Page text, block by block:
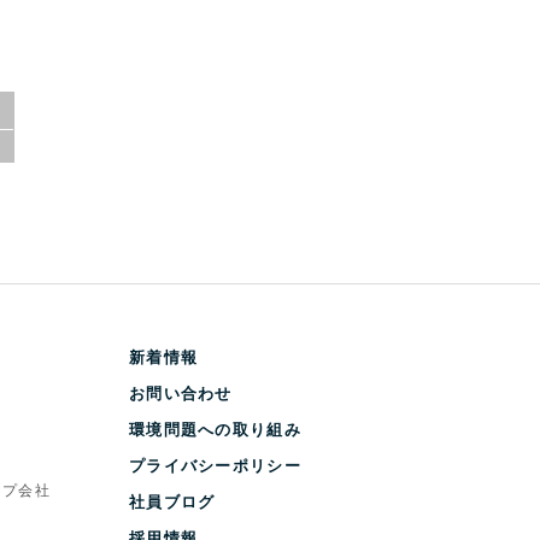
会社
新着情報
お問い合わせ
環境問題への取り組み
プライバシーポリシー
社員ブログ